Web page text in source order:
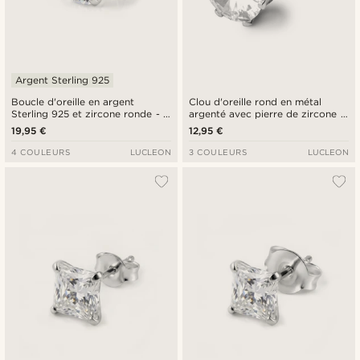
Boucle d'oreille en argent
Sterling 925 et zircone ronde - 6
mm
Argent Sterling 925
19,95 €
4 COULEURS LUCLEON
Clou d'oreille rond en métal
argenté avec pierre de zircone -
8 MM
12,95 €
3 COULEURS LUCLEON